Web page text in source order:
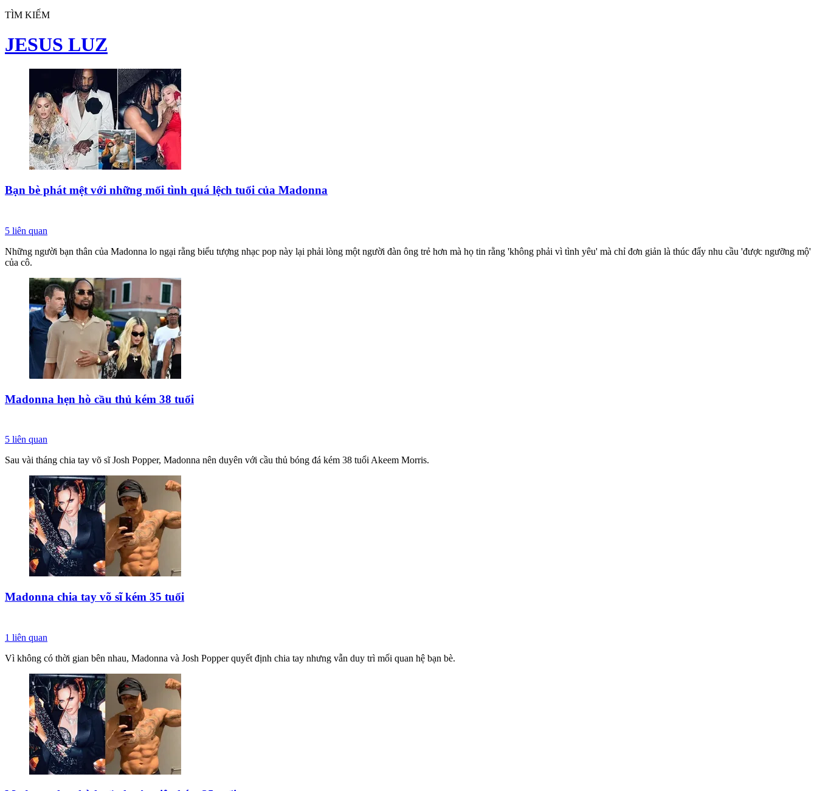
TÌM KIẾM
JESUS LUZ
Bạn bè phát mệt với những mối tình quá lệch tuổi của Madonna
5 liên quan
Những người bạn thân của Madonna lo ngại rằng biểu tượng nhạc pop này lại phải lòng một người đàn ông trẻ hơn mà họ tin rằng 'không phải vì tình yêu' mà chỉ đơn giản là thúc đẩy nhu cầu 'được ngưỡng mộ'
của cô.
Madonna hẹn hò cầu thủ kém 38 tuổi
5 liên quan
Sau vài tháng chia tay võ sĩ Josh Popper, Madonna nên duyên với cầu thủ bóng đá kém 38 tuổi Akeem Morris.
Madonna chia tay võ sĩ kém 35 tuổi
1 liên quan
Vì không có thời gian bên nhau, Madonna và Josh Popper quyết định chia tay nhưng vẫn duy trì mối quan hệ bạn bè.